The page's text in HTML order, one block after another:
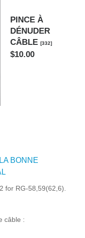
PINCE À
DÉNUDER
CÂBLE [332]
$10.00
BONNE
for RG-58,59(62,6).
câble :